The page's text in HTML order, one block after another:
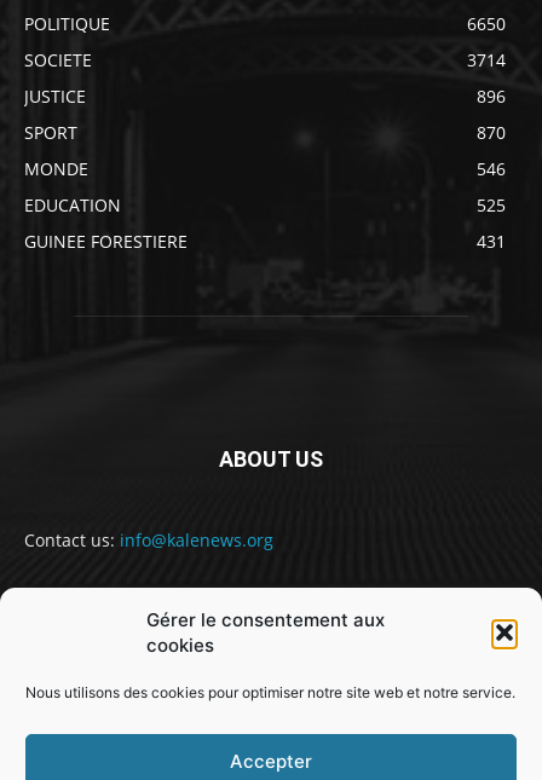
Gérer le consentement aux
cookies
Nous utilisons des cookies pour optimiser notre site web et notre service.
Accepter
POLITIQUE
6650
SOCIETE
3714
JUSTICE
896
SPORT
870
MONDE
546
EDUCATION
525
GUINEE FORESTIERE
431
ABOUT US
Contact us: info@kalenews.org
FOLLOW US